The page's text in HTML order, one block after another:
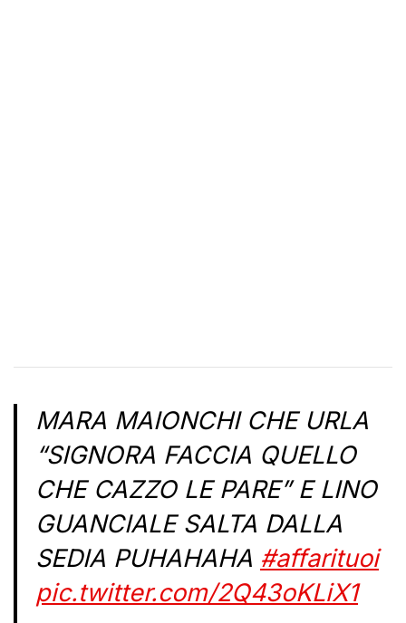
MARA MAIONCHI CHE URLA
“SIGNORA FACCIA QUELLO
CHE CAZZO LE PARE” E LINO
GUANCIALE SALTA DALLA
SEDIA PUHAHAHA #affarituoi
pic.twitter.com/2Q43oKLiX1